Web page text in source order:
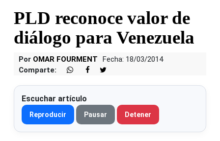
PLD reconoce valor de
diálogo para Venezuela
Por OMAR FOURMENT
Fecha: 18/03/2014
Comparte:
Escuchar artículo
Reproducir Pausar Detener